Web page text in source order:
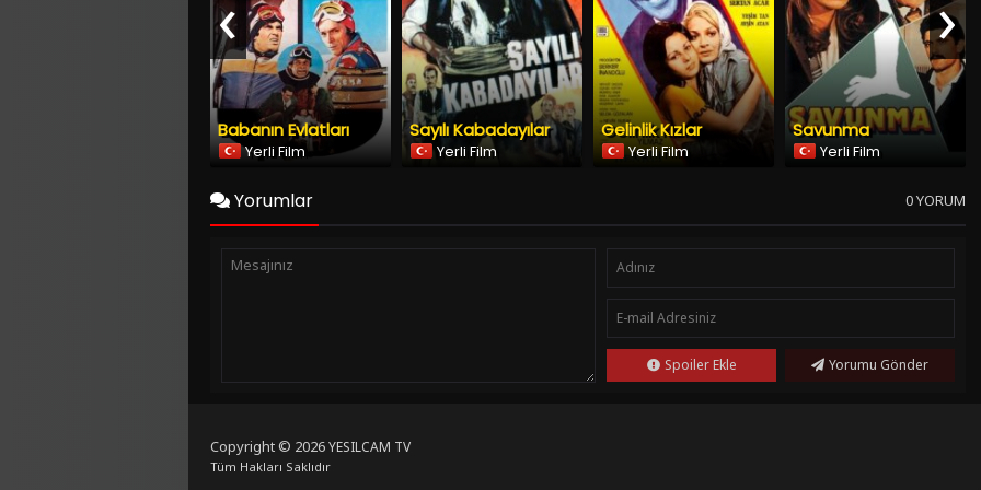
Babanın Evlatları
Yerli Film
Sayılı Kabadayılar
Yerli Film
Gelinlik Kızlar
Yerli Film
Savunma
Yerli Film
Yorumlar 0 YORUM
Spoiler Ekle Yorumu Gönder
Copyright © 2026YESILCAM TV
Tüm Hakları Saklıdır